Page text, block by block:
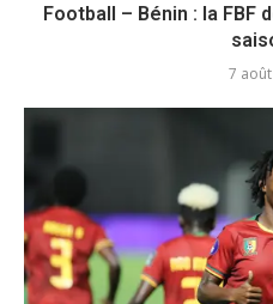
Football – Bénin : la FBF
7